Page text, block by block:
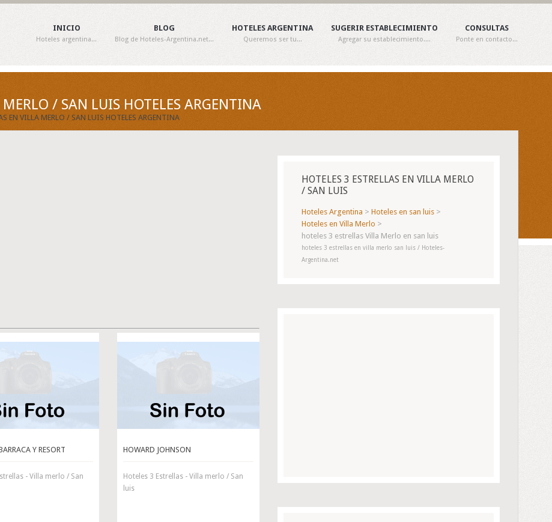
INICIO
Hoteles argentina...
BLOG
Blog de Hoteles-Argentina.net...
HOTELES ARGENTINA
Queremos ser tu...
SUGERIR ESTABLECIMIENTO
Agregar su establecimiento....
CONSULTAS
Ponte en contacto...
/ SAN LUIS HOTELES ARGENTINA
EN VILLA MERLO / SAN LUIS HOTELES ARGENTINA
Y RESORT
- Villa merlo / San
HOWARD JOHNSON
Hoteles 3 Estrellas - Villa merlo / San
luis
HOTELES 3 ESTRELLAS EN VILLA MERLO
/ SAN LUIS
Hoteles Argentina > Hoteles en san luis >
Hoteles en Villa Merlo >
hoteles 3 estrellas Villa Merlo en san luis
hoteles 3 estrellas en villa merlo san luis / Hoteles-
Argentina.net